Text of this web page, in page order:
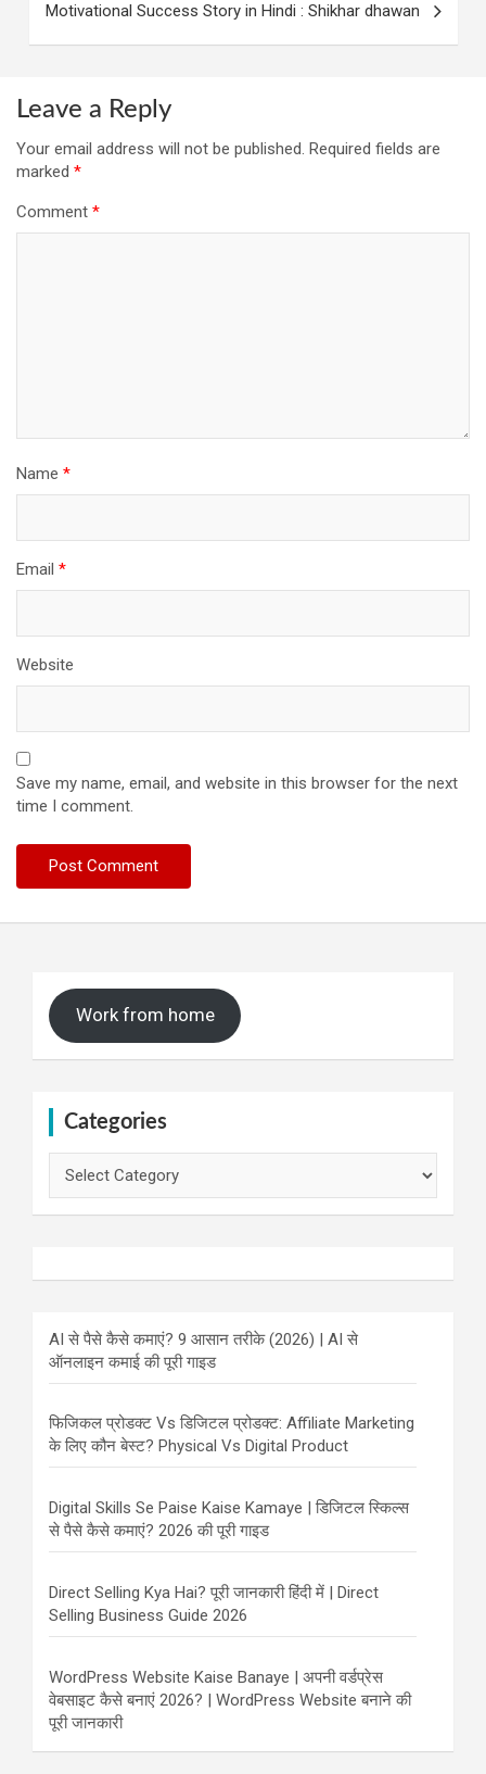
Motivational Success Story in Hindi : Shikhar dhawan
Leave a Reply
Your email address will not be published. Required fields are
marked *
Comment *
Name *
Email *
Website
Save my name, email, and website in this browser for the next
time I comment.
Work from home
Categories
AI से पैसे कैसे कमाएं? 9 आसान तरीके (2026) | AI से
ऑनलाइन कमाई की पूरी गाइड
फिजिकल प्रोडक्ट Vs डिजिटल प्रोडक्ट: Affiliate Marketing
के लिए कौन बेस्ट? Physical Vs Digital Product
Digital Skills Se Paise Kaise Kamaye | डिजिटल स्किल्स
से पैसे कैसे कमाएं? 2026 की पूरी गाइड
Direct Selling Kya Hai? पूरी जानकारी हिंदी में | Direct
Selling Business Guide 2026
WordPress Website Kaise Banaye | अपनी वर्डप्रेस
वेबसाइट कैसे बनाएं 2026? | WordPress Website बनाने की
पूरी जानकारी